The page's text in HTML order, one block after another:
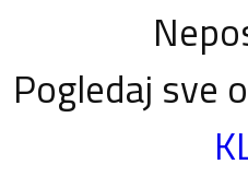
Pogledaj sve